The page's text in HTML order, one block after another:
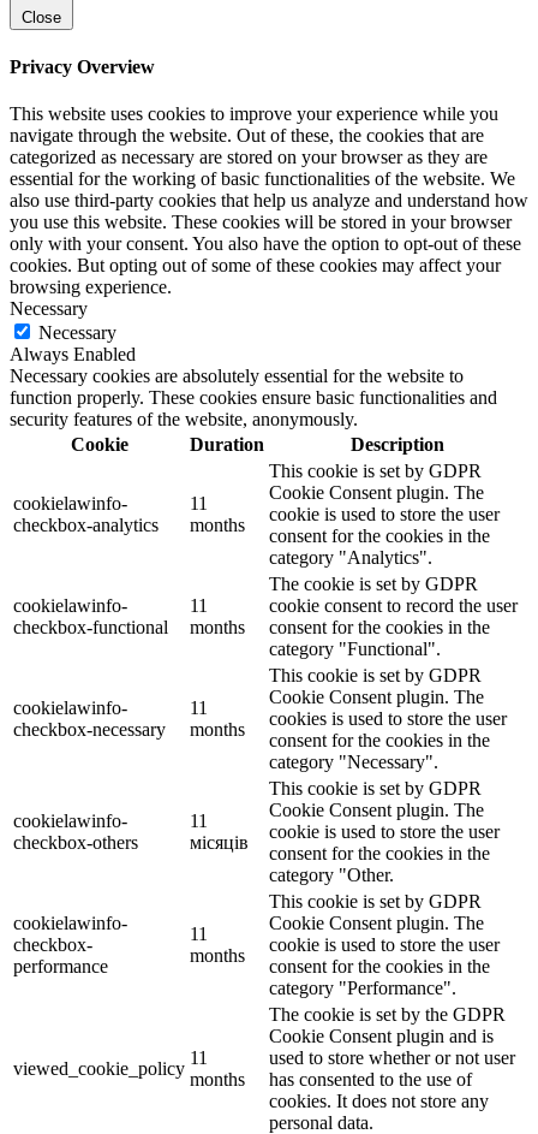
Close
Privacy Overview
This website uses cookies to improve your experience while you
navigate through the website. Out of these, the cookies that are
categorized as necessary are stored on your browser as they are
essential for the working of basic functionalities of the website. We
also use third-party cookies that help us analyze and understand how
you use this website. These cookies will be stored in your browser
only with your consent. You also have the option to opt-out of these
cookies. But opting out of some of these cookies may affect your
browsing experience.
Necessary
Necessary
Always Enabled
Necessary cookies are absolutely essential for the website to
function properly. These cookies ensure basic functionalities and
security features of the website, anonymously.
Cookie
Duration Description
cookielawinfo-
checkbox-analytics
11
months
This cookie is set by GDPR
Cookie Consent plugin. The
cookie is used to store the user
consent for the cookies in the
category "Analytics".
cookielawinfo-
checkbox-functional
11
months
The cookie is set by GDPR
cookie consent to record the user
consent for the cookies in the
category "Functional".
cookielawinfo-
checkbox-necessary
11
months
This cookie is set by GDPR
Cookie Consent plugin. The
cookies is used to store the user
consent for the cookies in the
category "Necessary".
cookielawinfo-
checkbox-others
11
місяців
This cookie is set by GDPR
Cookie Consent plugin. The
cookie is used to store the user
consent for the cookies in the
category "Other.
cookielawinfo-
checkbox-
performance
11
months
This cookie is set by GDPR
Cookie Consent plugin. The
cookie is used to store the user
consent for the cookies in the
category "Performance".
viewed_cookie_policy
11
months
The cookie is set by the GDPR
Cookie Consent plugin and is
used to store whether or not user
has consented to the use of
cookies. It does not store any
personal data.